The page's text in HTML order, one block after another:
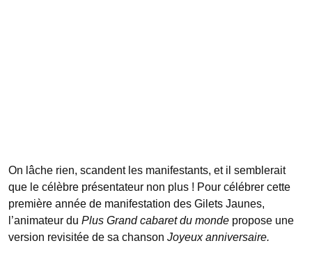
On lâche rien, scandent les manifestants, et il semblerait
que le célèbre présentateur non plus ! Pour célébrer cette
première année de manifestation des Gilets Jaunes,
l’animateur du Plus Grand cabaret du monde propose une
version revisitée de sa chanson Joyeux anniversaire.